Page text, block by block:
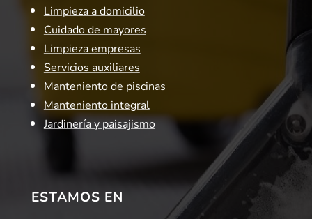
Limpieza a domicilio
Cuidado de mayores
Limpieza empresas
Servicios auxiliares
Manteniento de piscinas
Manteniento integral
Jardinería y paisajismo
ESTAMOS EN